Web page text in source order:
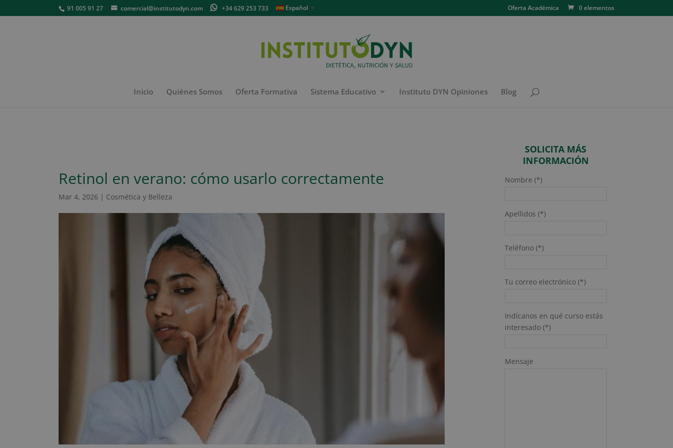
91 005 91 27 comercial@institutodyn.com +34 629 253 733 Español ▼ Oferta Académica 0 elementos
Inicio Quiénes Somos Oferta Formativa Sistema Educativo Instituto DYN Opiniones Blog
Retinol en verano: cómo usarlo correctamente
Mar 4, 2026 | Cosmética y Belleza
SOLICITA MÁS
INFORMACIÓN
Nombre (*)
Apellidos (*)
Teléfono (*)
Tu correo electrónico (*)
Indícanos en qué curso estás
interesado (*)
Mensaje